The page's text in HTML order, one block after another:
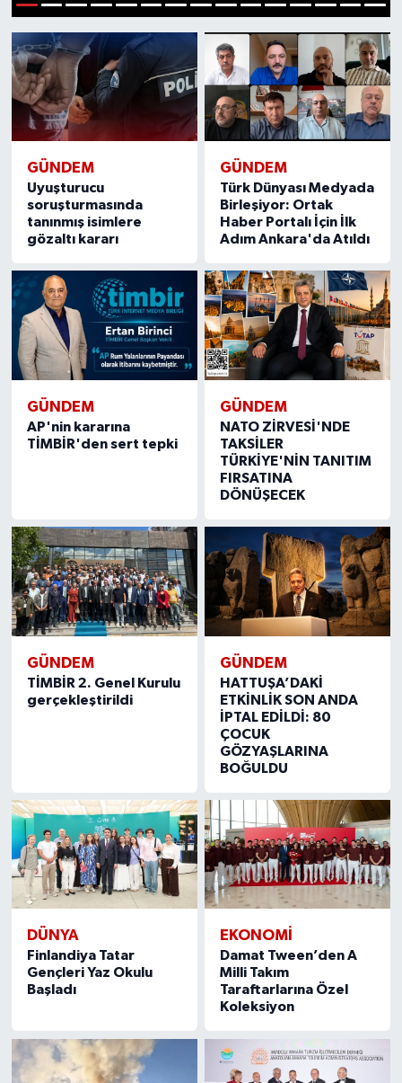
GÜNDEM
Uyuşturucu
soruşturmasında
tanınmış isimlere
gözaltı kararı
GÜNDEM
Türk Dünyası Medyada
Birleşiyor: Ortak
Haber Portalı İçin İlk
Adım Ankara'da Atıldı
GÜNDEM
AP'nin kararına
TİMBİR'den sert tepki
GÜNDEM
NATO ZİRVESİ'NDE
TAKSİLER
TÜRKİYE'NİN TANITIM
FIRSATINA
DÖNÜŞECEK
GÜNDEM
TİMBİR 2. Genel Kurulu
gerçekleştirildi
GÜNDEM
HATTUŞA’DAKİ
ETKİNLİK SON ANDA
İPTAL EDİLDİ: 80
ÇOCUK
GÖZYAŞLARINA
BOĞULDU
DÜNYA
Finlandiya Tatar
Gençleri Yaz Okulu
Başladı
EKONOMI
Damat Tween’den A
Milli Takım
Taraftarlarına Özel
Koleksiyon
Gündem
Haberde İnsan
Kültür-Sanat
Magazin
Podcast
Sağlık
Siyaset
Spor
Yerel